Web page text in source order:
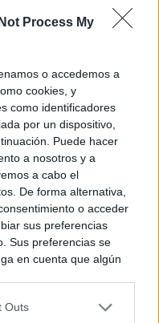
Process My
o accedemos a
cookies, y
como identificadores
por un dispositivo,
Puede hacer
a nosotros y a
a cabo el
De forma alternativa,
o acceder
sus preferencias
Sus preferencias se
en cuenta que algún
sus preferencias
Outs